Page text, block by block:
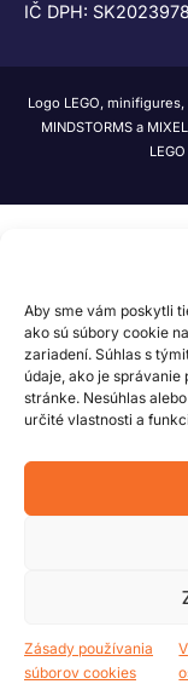
Aby sme vám poskytli
ako sú súbory cookie
zariadení. Súhlas s
údaje, ako je správanie
stránke. Nesúhlas
určité vlastnosti a
Zásady používania
súborov cookies
IČ DPH:
Logo LEGO, minifigures,
MINDSTORMS a